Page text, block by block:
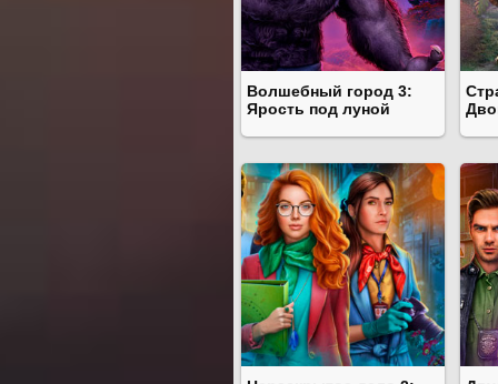
Волшебный город 3:
Ярость под луной